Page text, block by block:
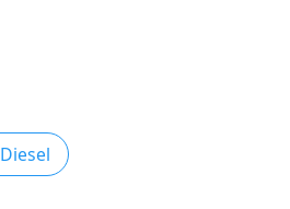
Diesel